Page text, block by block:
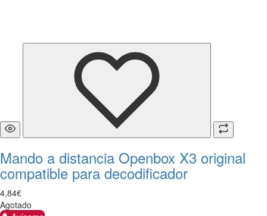
Mando a distancia Openbox X3 original
compatible para decodificador
4,84€
Agotado